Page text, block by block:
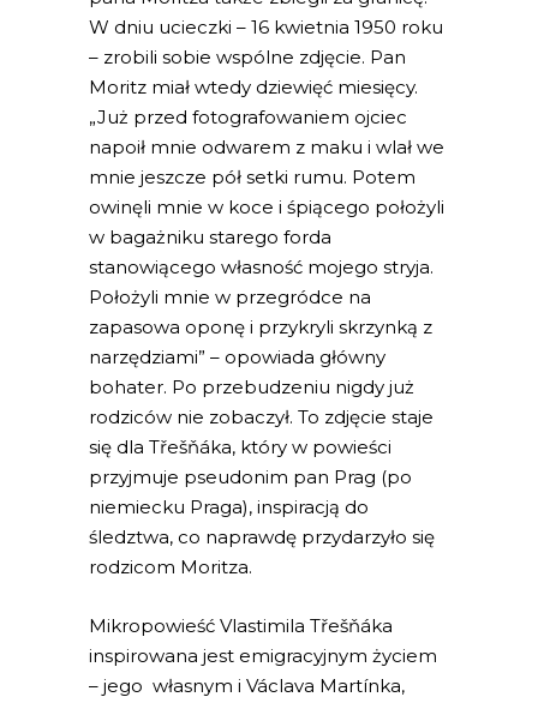
W dniu ucieczki – 16 kwietnia 1950 roku
– zrobili sobie wspólne zdjęcie. Pan
Moritz miał wtedy dziewięć miesięcy.
„Już przed fotografowaniem ojciec
napoił mnie odwarem z maku i wlał we
mnie jeszcze pół setki rumu. Potem
owinęli mnie w koce i śpiącego położyli
w bagażniku starego forda
stanowiącego własność mojego stryja.
Położyli mnie w przegródce na
zapasowa oponę i przykryli skrzynką z
narzędziami” – opowiada główny
bohater. Po przebudzeniu nigdy już
rodziców nie zobaczył. To zdjęcie staje
się dla Třešňáka, który w powieści
przyjmuje pseudonim pan Prag (po
niemiecku Praga), inspiracją do
śledztwa, co naprawdę przydarzyło się
rodzicom Moritza.
Mikropowieść Vlastimila Třešňáka
inspirowana jest emigracyjnym życiem
– jego własnym i Václava Martínka,